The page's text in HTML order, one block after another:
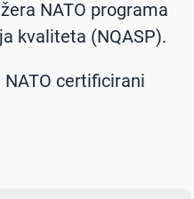
NATO programa
kvaliteta (NQASP).
certificirani